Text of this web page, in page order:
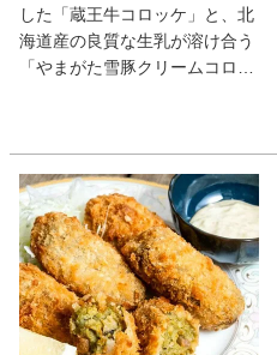
した「蔵王牛コロッケ」と、北
海道産の良質な生乳が溶け合う
「やまがた雪豚クリームコロッ
と極上の口どけを誇るブランド
三元豚「やまがた雪豚」。その
繊細な甘みを引き立てるため、
挽肉の粒感や配合にこだわり抜
きました。ベースの生乳には、
酪農王国・北海道津別町産を贅
沢に使用。濃厚なコクが豚肉の